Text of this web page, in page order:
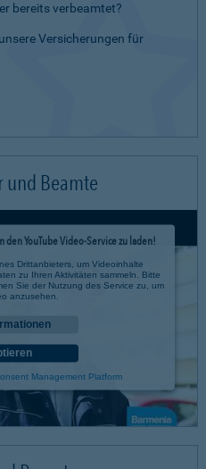
bereits verbeamtet?
Versicherungen für
und Beamte
YouTube Video-Service zu laden!
Drittanbieters, um Videoinhalte
zu Ihren Aktivitäten sammeln. Bitte
Sie der Nutzung des Service zu, um
anzusehen.
Management Platform